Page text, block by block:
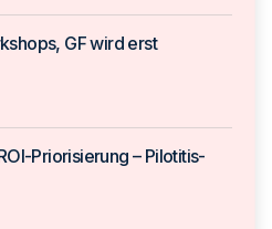
GF wird erst
Priorisierung – Pilotitis-